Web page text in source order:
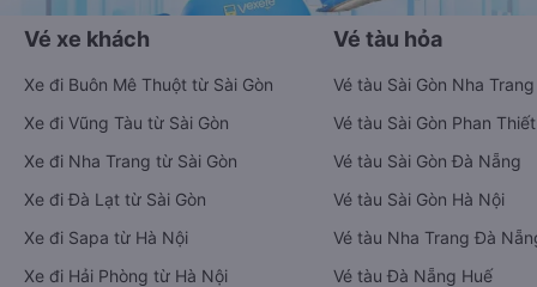
Vé xe khách
Xe đi Buôn Mê Thuột từ Sài Gòn
Xe đi Vũng Tàu từ Sài Gòn
Xe đi Nha Trang từ Sài Gòn
Xe đi Đà Lạt từ Sài Gòn
Xe đi Sapa từ Hà Nội
Xe đi Hải Phòng từ Hà Nội
Vé tàu hỏa
Vé tàu Sài Gòn Nha Trang
Vé tàu Sài Gòn Phan Thiết
Vé tàu Sài Gòn Đà Nẵng
Vé tàu Sài Gòn Hà Nội
Vé tàu Nha Trang Đà
Vé tàu Đà Nẵng Huế